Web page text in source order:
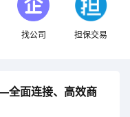
找公司 担保交易
全面连接、高效商